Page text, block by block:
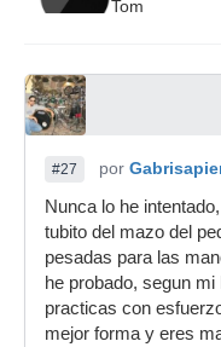
Tom
#27 por
Nunca lo he
tubito del mazo del
pesadas para las
he probado, segun
practicas con
mejor forma y eres